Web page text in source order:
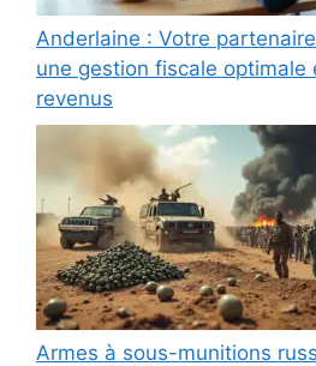
Anderlaine : Votre
une gestion fiscale optimale
revenus
Armes à sous-munitions